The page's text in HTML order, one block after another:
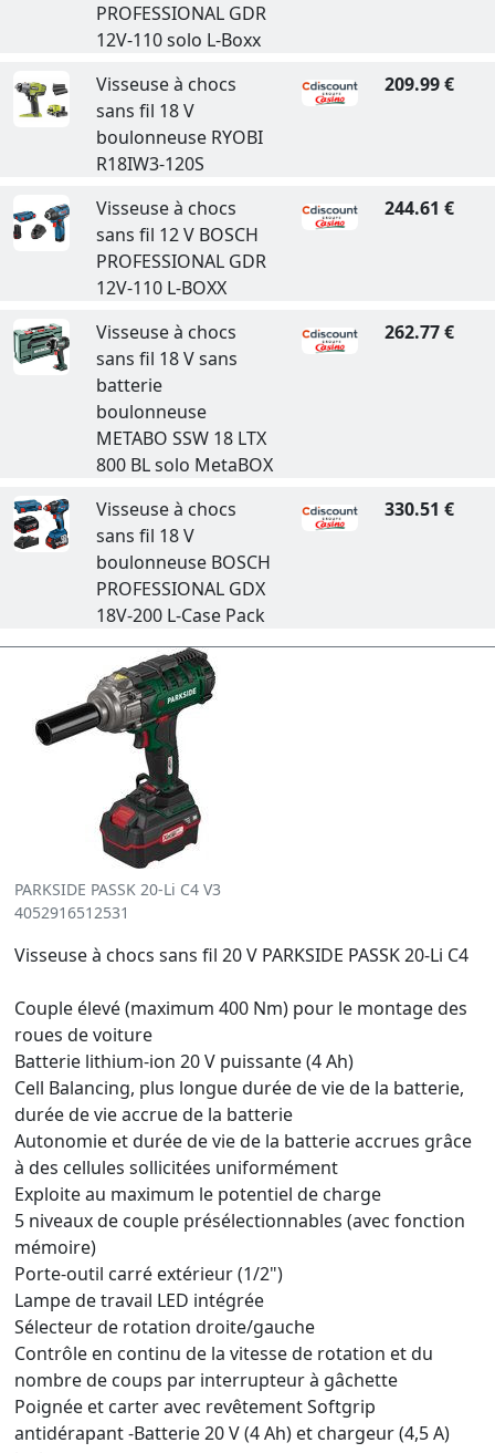
PROFESSIONAL GDR
12V-110 solo L-Boxx
Visseuse à chocs
sans fil 18 V
boulonneuse RYOBI
R18IW3-120S
209.99 €
Visseuse à chocs
sans fil 12 V BOSCH
PROFESSIONAL GDR
12V-110 L-BOXX
244.61 €
Visseuse à chocs
sans fil 18 V sans
batterie
boulonneuse
METABO SSW 18 LTX
800 BL solo MetaBOX
262.77 €
Visseuse à chocs
sans fil 18 V
boulonneuse BOSCH
PROFESSIONAL GDX
18V-200 L-Case Pack
330.51 €
PARKSIDE PASSK 20-Li C4 V3
4052916512531
Visseuse à chocs sans fil 20 V PARKSIDE PASSK 20-Li C4
Couple élevé (maximum 400 Nm) pour le montage des
roues de voiture
Batterie lithium-ion 20 V puissante (4 Ah)
Cell Balancing, plus longue durée de vie de la batterie,
durée de vie accrue de la batterie
Autonomie et durée de vie de la batterie accrues grâce
à des cellules sollicitées uniformément
Exploite au maximum le potentiel de charge
5 niveaux de couple présélectionnables (avec fonction
mémoire)
Porte-outil carré extérieur (1/2")
Lampe de travail LED intégrée
Sélecteur de rotation droite/gauche
Contrôle en continu de la vitesse de rotation et du
nombre de coups par interrupteur à gâchette
Poignée et carter avec revêtement Softgrip
antidérapant -Batterie 20 V (4 Ah) et chargeur (4,5 A)